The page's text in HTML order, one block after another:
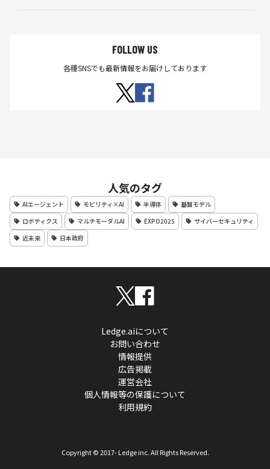
FOLLOW US
各種SNSでも最新情報をお届けしております
人気のタグ
AIエージェント モビリティ×AI 半導体
基盤モデル
ロボティクス
マルチモーダルAI EXPO2025
サイバーセキュリティ
近未来
日本政府
Ledge.aiについて
お問い合わせ
情報提供
広告掲載
運営会社
個人情報等の保護について
利用規約
Copyright © 2017- Ledge inc. All Rights Reserved.